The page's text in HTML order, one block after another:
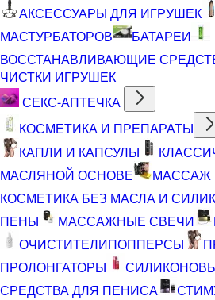
АКСЕССУАРЫ ДЛЯ ИГРУШЕК
МАСТУРБАТОРОВ
БАТАРЕИ
ВОССТАНАВЛИВАЮЩИЕ
ЧИСТКИ ИГРУШЕК
СЕКС-АПТЕЧКА
КОСМЕТИКА И ПРЕПАРАТЫ
КАПЛИ И КАПСУЛЫ
МАСЛЯНОЙ ОСНОВЕ
МАССАЖ
КОСМЕТИКА БЕЗ МАСЛА И
ПЕНЫ
МАССАЖНЫЕ СВЕЧИ
ОЧИСТИТЕЛИПОППЕРСЫ
ПРОЛОНГАТОРЫ
СРЕДСТВА ДЛЯ ПЕНИСА